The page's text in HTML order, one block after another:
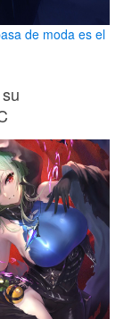
de moda es el